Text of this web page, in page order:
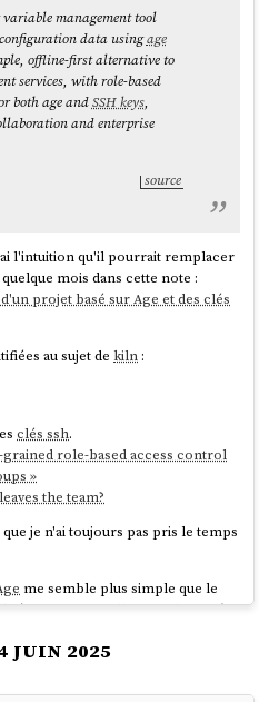
fedora/fedora-
déploiement) actuellement
est configuré pour
sur le
:
management tool
data usingage
offline-first alternative to
services, with role-based
both age andSSH keys,
and enterprise
source
l'intuition qu'il pourrait remplacer
mois dans cette note :
projet basé sur Age et des clés
au sujet de kiln :
clés ssh.
role-based access control
»
the team?
je n'ai toujours pas pris le temps
me semble plus simple que le
professionnellement de 2019 à
juin 2025